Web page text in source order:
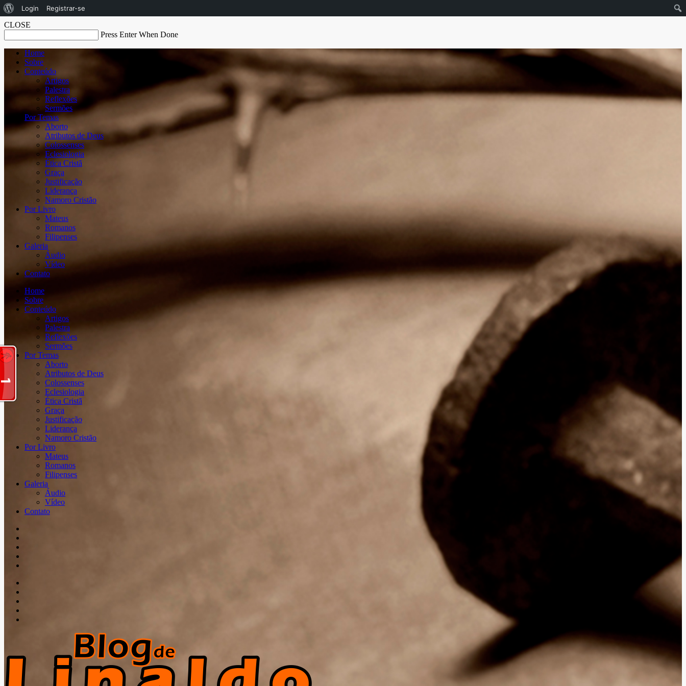
CLOSE
Press Enter When Done
Home
Sobre
Conteúdo
Artigos
Palestra
Reflexões
Sermões
Por Temas
Aborto
Atributos de Deus
Colossenses
Eclesiologia
Ética Cristã
Graça
Justificação
Liderança
Namoro Cristão
Por Livro
Mateus
Romanos
Filipenses
Galeria
Áudio
Vídeo
Contato
Home
Sobre
Conteúdo
Artigos
Palestra
Reflexões
Sermões
Por Temas
Aborto
Atributos de Deus
Colossenses
Eclesiologia
Ética Cristã
Graça
Justificação
Liderança
Namoro Cristão
Por Livro
Mateus
Romanos
Filipenses
Galeria
Áudio
Vídeo
Contato
Sobre
o
WordPress
Login Registrar-se